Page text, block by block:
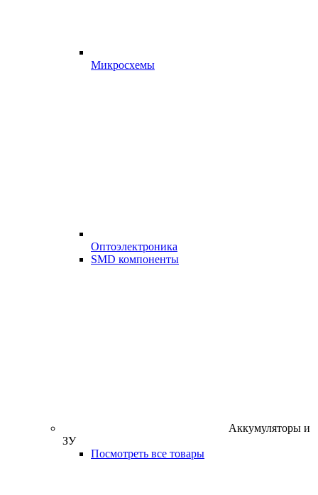
Микросхемы
Оптоэлектроника
SMD компоненты
Аккумуляторы и
ЗУ
Посмотреть все товары